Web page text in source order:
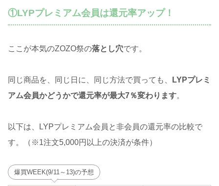
①LYPプレミアム会員は還元率アップ！
ここが本気のZOZO祭の落とし穴です。
同じ商品を、同じ日に、同じ方法で買っても、
LYPプレミ
アム会員かどうかで還元率が最大7％変わります。
以下は、LYPプレミアム会員と非会員の還元率の比較で
す。（※1注文5,000円以上の決済が条件）
爆買WEEK(9/11～13)の予想